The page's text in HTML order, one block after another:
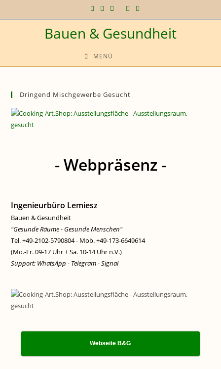
Inhalt
Bauen & Gesundheit
MENÜ
Dringend Mischgewerbe Gesucht
- Webpräsenz -
Ingenieurbüro Lemiesz
Bauen & Gesundheit
"Gesunde Räume - Gesunde Menschen"
Tel. +49-2102-5790804 - Mob. +49-173-6649614
(Mo.-Fr. 09-17 Uhr + Sa. 10-14 Uhr n.V.)
Support: WhatsApp - Telegram - Signal
Webseite B&G